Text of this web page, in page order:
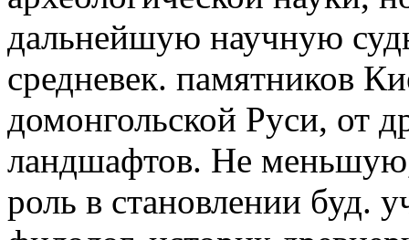
дальнейшую научную
средневек. памятников
домонгольской Руси, от
ландшафтов. Не
роль в становлении буд.